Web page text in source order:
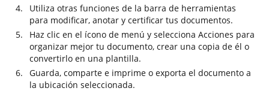
Utiliza otras funciones de la barra de herramientas
para modificar, anotar y certificar tus documentos.
Haz clic en el ícono de menú y selecciona Acciones para
organizar mejor tu documento, crear una copia de él o
convertirlo en una plantilla.
Guarda, comparte e imprime o exporta el documento a
la ubicación seleccionada.